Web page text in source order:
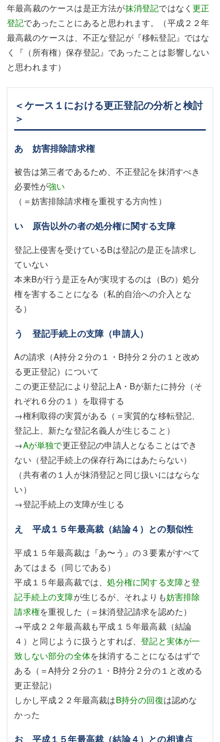
年最高裁のケースは是正方法が抹消登記ではなく更正
登記であったことにあると思われます。（平成２２年
最高裁のケースは、不正な登記が『移転登記』ではな
く『（所有権）保存登記』であったことは影響しない
と思われます）
＜ケース１における更正登記の分析と検討
＞
あ 妨害排除請求権
被告は第三者であるため、不正登記を抹消すべき
必要性が強い
（＝妨害排除請求権を重視する方向性）
い 原告以外の者の処分権に関する支障
登記上侵害を受けているBは登記の是正を請求し
ていない
本来Bが行う是正をAが実現するのは（Bの）処分
権を害することになる（私的自治への介入とな
る）
う 登記手続上の支障（申請人）
Aの請求（A持分２分の１・B持分２分の１と改め
る更正登記）について
この更正登記により登記上A・Bが新たに持分（そ
れぞれ６分の１）を取得する
→権利取得の実質がある（＝実質的な移転登記、
登記上、新たな登記名義人が生じること）
→Aが単独で更正登記の申請人となることはでき
ない（登記手続上の保存行為にはあたらない）
（共有者の１人が抹消登記と同じ扱いにはならな
い）
→登記手続上の支障が生じる
え 平成１５年最高裁（結論４）との類似性
平成１５年最高裁は『あ〜う』の３要素がすべて
あてはまる（同じである）
平成１５年最高裁では、処分権に関する支障と登
記手続上の支障が生じるが、それよりも妨害排除
請求権を重視した（＝抹消登記請求を認めた）
→平成２２年最高裁も平成１５年最高裁（結論
４）と同じように扱うとすれば、登記と実体が一
致しない部分の全体を抹消することになるはずで
ある（＝A持分２分の１・B持分２分の１と改める
更正登記）
しかし平成２２年最高裁はB持分の回復は認めな
かった
お 平成１５年最高裁（結論４）との相違点